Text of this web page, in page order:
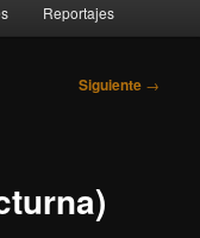
Reportajes
Siguiente →